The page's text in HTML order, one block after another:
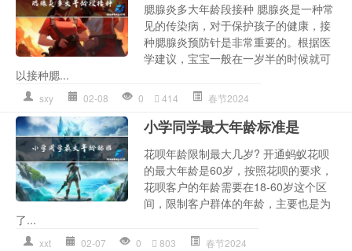
腮腺炎多大年龄段接种 腮腺炎是一种常
见的传染病，对于保护孩子的健康，接
种腮腺炎预防针是非常重要的。根据医
学建议，宝宝一般在一岁半的时候就可
以接种腮...
sxy 02-08 0 414 春节2024
小学同学最大年龄标准是
花呗年龄限制最大几岁? 开通蚂蚁花呗
的最大年龄是60岁，按照花呗的要求，
花呗客户的年龄需要在18-60岁这个区
间，限制客户群体的年龄，主要也是为
了...
xxt 02-07 0 803 春节2024